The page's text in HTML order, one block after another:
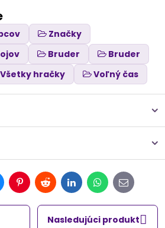
Značky
Bruder
Bruder
Všetky hračky Voľný čas
PinterestRedditLinkedInWhatsApp
E-
mail
Nasledujúci produkt